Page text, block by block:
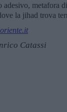
adesivo, metafora
la jihad trova
Catassi